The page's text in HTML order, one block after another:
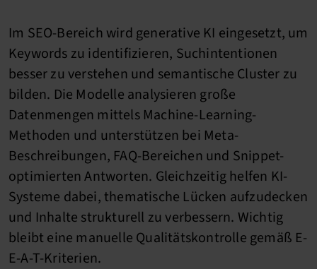
Im SEO-Bereich wird generative KI eingesetzt, um
Keywords zu identifizieren, Suchintentionen
besser zu verstehen und semantische Cluster zu
bilden. Die Modelle analysieren große
Datenmengen mittels Machine-Learning-
Methoden und unterstützen bei Meta-
Beschreibungen, FAQ-Bereichen und Snippet-
optimierten Antworten. Gleichzeitig helfen KI-
Systeme dabei, thematische Lücken aufzudecken
und Inhalte strukturell zu verbessern. Wichtig
bleibt eine manuelle Qualitätskontrolle gemäß E-
E-A-T-Kriterien.